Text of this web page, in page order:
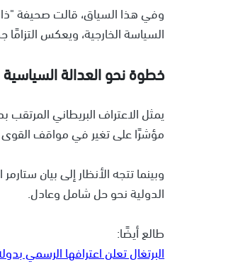
وفي هذا السياق، قالت صحيفة "ذا
السياسة الخارجية، ويعكس
خطوة نحو العدالة السياسية
يمثل الاعتراف البريطاني
مؤشرًا على تغير في مواقف القوى
وبينما تتجه الأنظار إلى بيان
الدولية نحو حل شامل وعادل.
طالع أيضًا:
البرتغال تعلن اعترافها الرسمي